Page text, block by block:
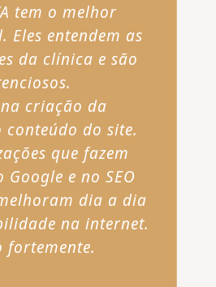
tem o melhor
Eles entendem as
da clínica e são
criação da
do site.
que fazem
e no SEO
dia a dia
na internet.
fortemente.